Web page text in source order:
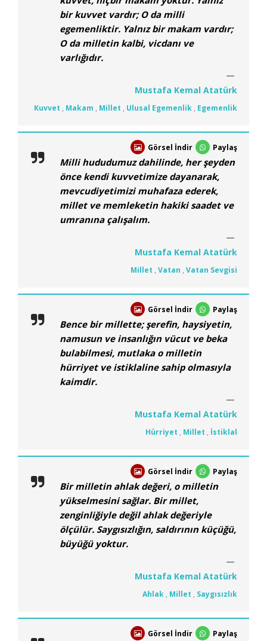
bir kuvvet vardır; O da milli
egemenliktir. Yalnız bir makam vardır;
O da milletin kalbi, vicdanı ve
varlığıdır.
Mustafa Kemal Atatürk
Kuvvet , Makam , Millet , Ulusal Egemenlik , Egemenlik
Görsel İndir Paylaş
Milli hududumuz dahilinde, her şeyden
önce kendi kuvvetimize dayanarak,
mevcudiyetimizi muhafaza ederek,
millet ve memleketin hakiki saadet ve
umranına çalışalım.
Mustafa Kemal Atatürk
Millet , Vatan , Vatan Sevgisi
Görsel İndir Paylaş
Bence bir millette; şerefin, haysiyetin,
namusun ve insanlığın vücut ve beka
bulabilmesi, mutlaka o milletin
hürriyet ve istiklaline sahip olmasıyla
kaimdir.
Mustafa Kemal Atatürk
Hürriyet , Millet , İstiklal
Görsel İndir Paylaş
Bir milletin ahlak değeri, o milletin
yükselmesini sağlar. Bir millet,
zenginliğiyle değil ahlak değeriyle
ölçülür. Saygısızlığın, saldırının küçüğü,
büyüğü yoktur.
Mustafa Kemal Atatürk
Ahlak , Millet , Saygısızlık
Görsel İndir Paylaş